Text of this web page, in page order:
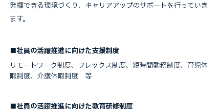
発揮できる環境づくり、キャリアアップのサポートを行っていき
ます。
■社員の活躍推進に向けた支援制度
リモートワーク制度、フレックス制度、短時間勤務制度、育児休
暇制度、介護休暇制度 等
■社員の活躍推進に向けた教育研修制度